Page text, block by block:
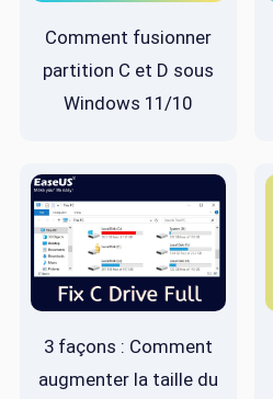
Comment fusionner
partition C et D sous
Windows 11/10
3 façons : Comment
augmenter la taille du